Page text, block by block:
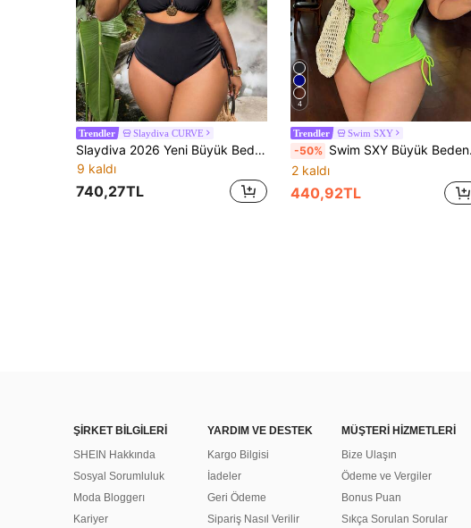
Trendler Slaydiva CURVE
Slaydiva 2026 Yeni Büyük Beden Kadın Plaj Tatili Düz Renk Askılı Üçgen Kupalı Üst ve Yan Bağlamalı Pantolon Tek Parça Mayo
9 kaldı
740,27TL
4
Trendler Swim SXY
-50% Swim SXY Büyük Beden Kadın Düz Renk Delikli Askılı Belden Bağlamalı Metal Detaylı Yan İpli Seksi Tek Parça Mayo Plaj Tatili İçin
2 kaldı
440,92TL
ŞİRKET BİLGİLERİ
SHEIN Hakkında
Sosyal Sorumluluk
Moda Bloggerı
Kariyer
YARDIM VE DESTEK
Kargo Bilgisi
İadeler
Geri Ödeme
Sipariş Nasıl Verilir
MÜŞTERİ HİZMETLERİ
Bize Ulaşın
Ödeme ve Vergiler
Bonus Puan
Sıkça Sorulan Sorular